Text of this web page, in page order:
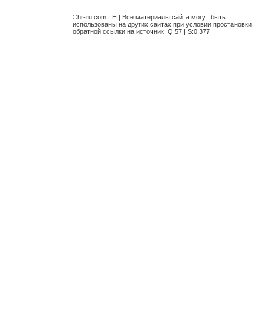
©hr-ru.com | H | Все материалы сайта могут быть
использованы на других сайтах при условии простановки
обратной ссылки на источник. Q:57 | S:0,377